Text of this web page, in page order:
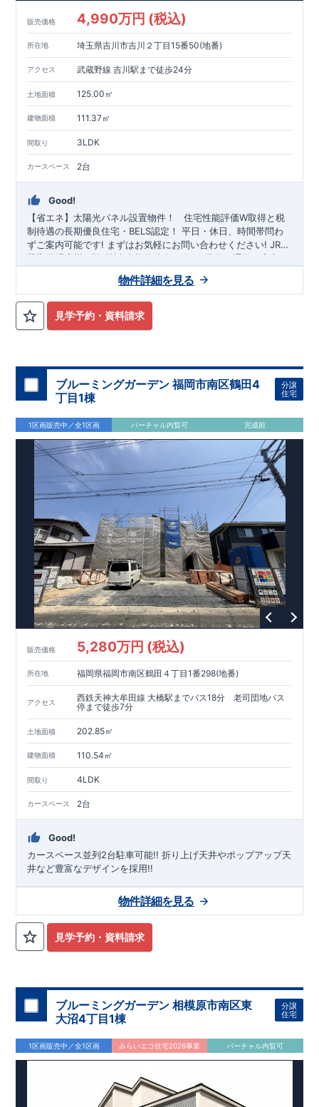
販売価格 4,990万円 (税込)
所在地 埼玉県吉川市吉川２丁目15番50(地番)
アクセス 武蔵野線 吉川駅まで徒歩24分
土地面積 125.00㎡
建物面積 111.37㎡
間取り 3LDK
カースペース 2台
Good!
【省エネ】太陽光パネル設置物件！
​ ​住宅性能評価W取得と税
制待遇の長期優良住宅・BELS認定！ 平日・休日、時間帯問わ
ずご案内可能です! まずはお気軽にお問い合わせください! ​JR武
蔵野線 「吉川」駅徒歩24分！
関小学校 徒歩9分、中央中学校 徒歩17分! お子様の通学も安心で
小学校、保育園、スーパー、コンビニ、病
院、公園など徒歩12分以内
◆収納も沢山あります！​・大容量の収納があり整理整頓しやす
い『ウォークインクローゼット』
出来る
『リビング収納』 ◆こだわりの内装！
・2階の主寝室は、仕切れる『主寝室可変型』タイプです​◆便
利な設備！
・掃除に便利な 『バルコニー水栓』 ・雨の日でも
洗濯物が干せる『室内物干』
・梅雨時や花粉の時期のお洗濯も
『浴室乾燥暖房機』
見学予約・資料請求
物件詳細を見る
ブルーミングガーデン 福岡市南区鶴田4
丁目1棟
分譲
住宅
1区画販売中／全1区画 バーチャル内覧可 完成前
販売価格 5,280万円 (税込)
所在地 福岡県福岡市南区鶴田４丁目1番298(地番)
アクセス
西鉄天神大牟田線 大橋駅までバス18分 老司団地バス
停まで徒歩7分
土地面積 202.85㎡
建物面積 110.54㎡
間取り 4LDK
カースペース 2台
Good!
カースペース並列2台駐車可能!! ​折り上げ天井やポップアップ天
井など豊富なデザインを採用!!
見学予約・資料請求
物件詳細を見る
ブルーミングガーデン 相模原市南区東
大沼4丁目1棟
分譲
住宅
1区画販売中／全1区画 みらいエコ住宅2026事業 バーチャル内覧可